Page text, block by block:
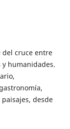
del cruce entre
y humanidades.
desde